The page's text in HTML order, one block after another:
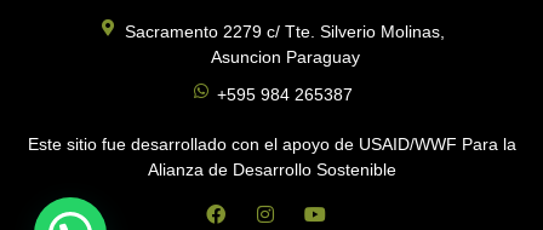
Sacramento 2279 c/ Tte. Silverio Molinas,
Asuncion Paraguay
+595 984 265387
Este sitio fue desarrollado con el apoyo de USAID/WWF Para la
Alianza de Desarrollo Sostenible